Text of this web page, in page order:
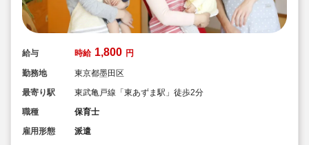
給与 時給 1,800 円
勤務地
東京都墨田区
最寄り駅
東武亀戸線「東あずま駅」徒歩2分
職種
保育士
雇用形態
派遣